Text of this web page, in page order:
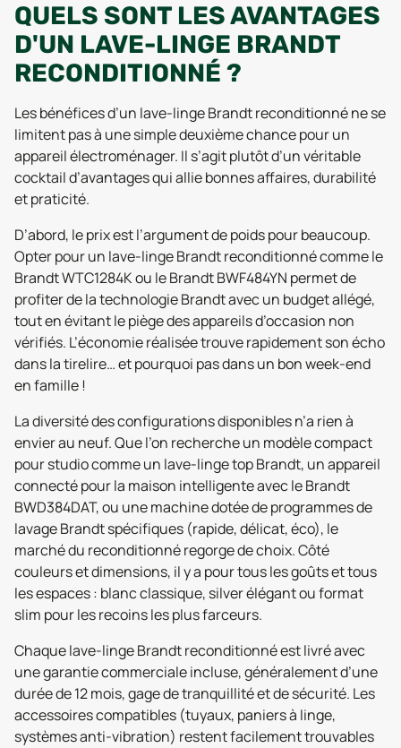
QUELS SONT LES AVANTAGES
D'UN LAVE-LINGE BRANDT
RECONDITIONNÉ ?
Les bénéfices d’un lave-linge Brandt reconditionné ne se
limitent pas à une simple deuxième chance pour un
appareil électroménager. Il s’agit plutôt d’un véritable
cocktail d’avantages qui allie bonnes affaires, durabilité
et praticité.
D’abord, le prix est l’argument de poids pour beaucoup.
Opter pour un lave-linge Brandt reconditionné comme le
Brandt WTC1284K ou le Brandt BWF484YN permet de
profiter de la technologie Brandt avec un budget allégé,
tout en évitant le piège des appareils d’occasion non
vérifiés. L’économie réalisée trouve rapidement son écho
dans la tirelire… et pourquoi pas dans un bon week-end
en famille !
La diversité des configurations disponibles n’a rien à
envier au neuf. Que l’on recherche un modèle compact
pour studio comme un lave-linge top Brandt, un appareil
connecté pour la maison intelligente avec le Brandt
BWD384DAT, ou une machine dotée de programmes de
lavage Brandt spécifiques (rapide, délicat, éco), le
marché du reconditionné regorge de choix. Côté
couleurs et dimensions, il y a pour tous les goûts et tous
les espaces : blanc classique, silver élégant ou format
slim pour les recoins les plus farceurs.
Chaque lave-linge Brandt reconditionné est livré avec
une garantie commerciale incluse, généralement d’une
durée de 12 mois, gage de tranquillité et de sécurité. Les
accessoires compatibles (tuyaux, paniers à linge,
systèmes anti-vibration) restent facilement trouvables